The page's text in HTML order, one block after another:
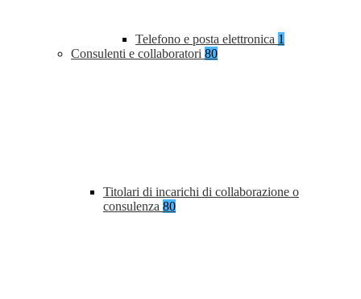
Telefono e posta elettronica 1
Consulenti e collaboratori 80
Titolari di incarichi di collaborazione o
consulenza 80